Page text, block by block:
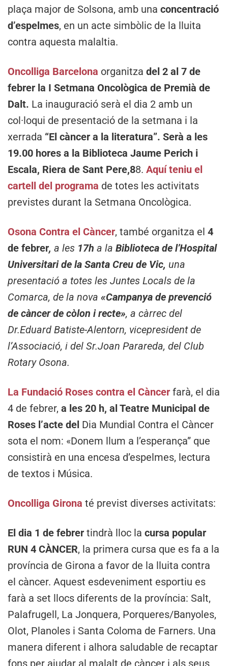
plaça major de Solsona, amb una concentració
d’espelmes, en un acte simbòlic de la lluita
contra aquesta malaltia.
Oncolliga Barcelona organitza del 2 al 7 de
febrer la I Setmana Oncològica de Premià de
Dalt. La inauguració serà el dia 2 amb un
col·loqui de presentació de la setmana i la
xerrada “El càncer a la literatura”. Serà a les
19.00 hores a la Biblioteca Jaume Perich i
Escala, Riera de Sant Pere,88. Aquí teniu el
cartell del programa de totes les activitats
previstes durant la Setmana Oncològica.
Osona Contra el Càncer, també organitza el 4
de febrer, a les 17h a la Biblioteca de l’Hospital
Universitari de la Santa Creu de Vic, una
presentació a totes les Juntes Locals de la
Comarca, de la nova «Campanya de prevenció
de càncer de còlon i recte», a càrrec del
Dr.Eduard Batiste-Alentorn, vicepresident de
l’Associació, i del Sr.Joan Parareda, del Club
Rotary Osona.
La Fundació Roses contra el Càncer farà, el dia
4 de febrer, a les 20 h, al Teatre Municipal de
Roses l’acte del Dia Mundial Contra el Càncer
sota el nom: «Donem llum a l’esperança” que
consistirà en una encesa d’espelmes, lectura
de textos i Música.
Oncolliga Girona té previst diverses activitats:
El dia 1 de febrer tindrà lloc la cursa popular
RUN 4 CÀNCER, la primera cursa que es fa a la
província de Girona a favor de la lluita contra
el càncer. Aquest esdeveniment esportiu es
farà a set llocs diferents de la província: Salt,
Palafrugell, La Jonquera, Porqueres/Banyoles,
Olot, Planoles i Santa Coloma de Farners. Una
manera diferent i alhora saludable de recaptar
fons per ajudar al malalt de càncer i als seus